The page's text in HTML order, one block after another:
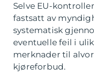
Selve EU-
fastsatt av
systematisk
eventuelle feil i
merknader til
kjøreforbud.